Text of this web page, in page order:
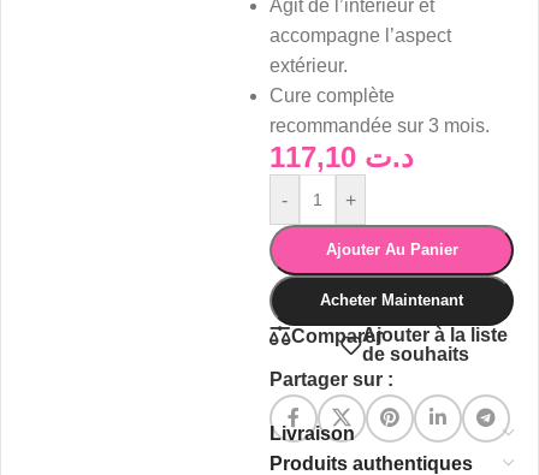
Agit de l’intérieur et
accompagne l’aspect
extérieur.
Cure complète
recommandée sur 3 mois.
د.ت
- +
Ajouter Au Panier
Acheter Maintenant
ComparerAjouter à la liste
de souhaits
Partager sur :
Livraison
Produits authentiques